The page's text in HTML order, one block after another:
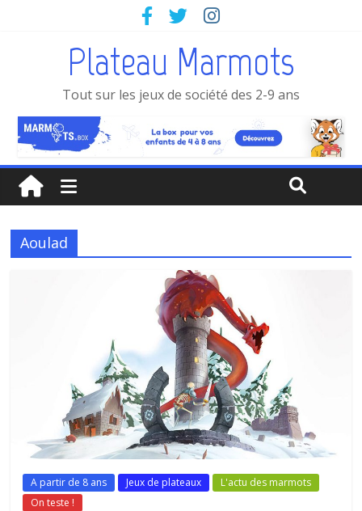
Plateau Marmots
Tout sur les jeux de société des 2-9 ans
Aoulad
A partir de 8 ans Jeux de plateaux
L'actu des marmots
On teste !